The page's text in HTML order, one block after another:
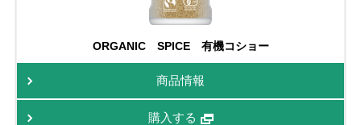
ORGANIC SPICE 有機コショー
商品情報
購入する